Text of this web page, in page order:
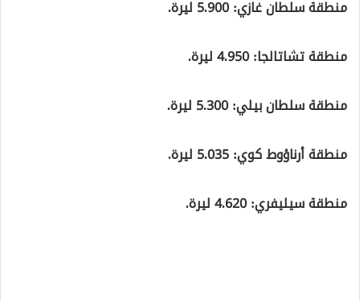
منطقة سلطان غازي: 5.900 ليرة.
منطقة تشاتالجا: 4.950 ليرة.
منطقة سلطان بيلي: 5.300 ليرة.
منطقة أرناؤوط كوي: 5.035 ليرة.
منطقة سيليفري: 4.620 ليرة.